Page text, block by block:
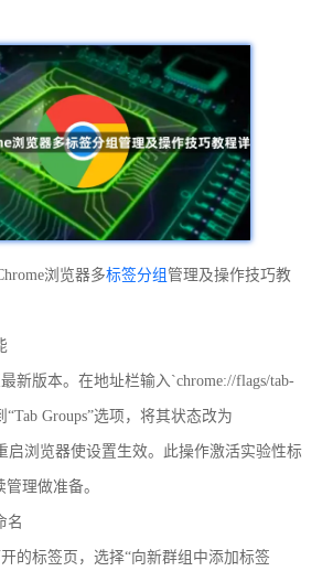
浏览器多标签分组 管理及操作技巧教
新版本。在地址栏输入`chrome://flags/tab-
“Tab Groups”选项，将其状态改为
启浏览器使设置生效。此操作激活实验性标
理做准备。
名
的标签页，选择“向新群组中添加标签